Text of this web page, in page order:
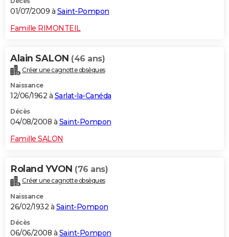
01/07/2009 à Saint-Pompon
Famille RIMONTEIL
Alain SALON (46 ans)
Créer une cagnotte obsèques
Naissance
12/06/1962 à Sarlat-la-Canéda
Décès
04/08/2008 à Saint-Pompon
Famille SALON
Roland YVON (76 ans)
Créer une cagnotte obsèques
Naissance
26/02/1932 à Saint-Pompon
Décès
06/06/2008 à Saint-Pompon